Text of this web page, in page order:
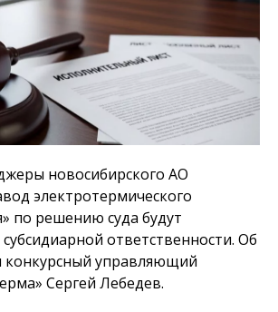
новосибирского АО
электротермического
по решению суда будут
ответственности. Об
конкурсный управляющий
Сергей Лебедев.